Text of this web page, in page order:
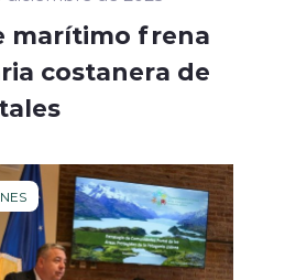
marítimo frena
costanera de